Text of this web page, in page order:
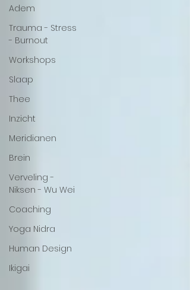
Adem
Trauma - Stress
- Burnout
Workshops
Slaap
Thee
Inzicht
Meridianen
Brein
Verveling -
Niksen - Wu Wei
Coaching
Yoga Nidra
Human Design
Ikigai